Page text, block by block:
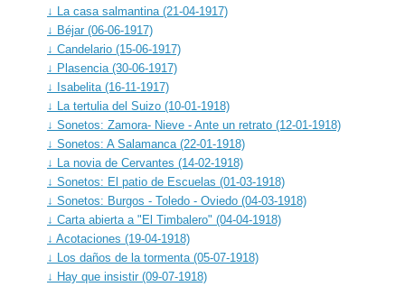
↓ La casa salmantina (21-04-1917)
↓ Béjar (06-06-1917)
↓ Candelario (15-06-1917)
↓ Plasencia (30-06-1917)
↓ Isabelita (16-11-1917)
↓ La tertulia del Suizo (10-01-1918)
↓ Sonetos: Zamora- Nieve - Ante un retrato (12-01-1918)
↓ Sonetos: A Salamanca (22-01-1918)
↓ La novia de Cervantes (14-02-1918)
↓ Sonetos: El patio de Escuelas (01-03-1918)
↓ Sonetos: Burgos - Toledo - Oviedo (04-03-1918)
↓ Carta abierta a "El Timbalero" (04-04-1918)
↓ Acotaciones (19-04-1918)
↓ Los daños de la tormenta (05-07-1918)
↓ Hay que insistir (09-07-1918)